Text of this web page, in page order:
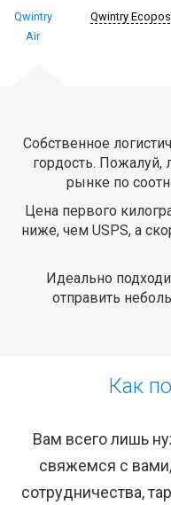
Qwintry
Air
Qwintry
Собственное
гордость. Пожалуй,
рынке по
Цена первого
ниже, чем USPS, а
Идеально
отправить
Как
Вам всего лишь
свяжемся с
сотрудничества,